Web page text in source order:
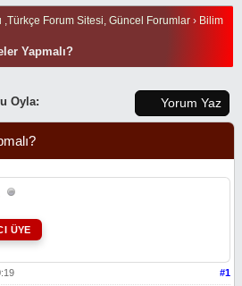
,Türkçe Forum Sitesi, Güncel Forumlar › Bilim
Yapmalı?
Yorum Yaz
Oyla:
ÜYE
#1